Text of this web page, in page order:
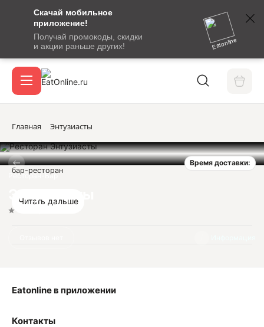
Скачай мобильное
приложение!
Получай промокоды, скидки
и акции раньше других!
Eatonline
сообщение
кодом
подтверждения
Вход / регистрация
Акции
Главная Энтузиасты
Время доставки:
Ресторан-Бар
Энтузиасты
бар-ресторан
Читать дальше
Контакты
Eatonline в приложении